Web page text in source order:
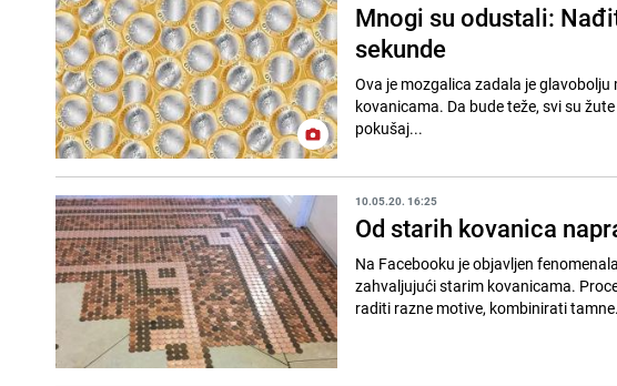
Mnogi su odustali:
sekunde
Ova je mozgalica zadala je
kovanicama. Da bude teže, svi su žute boje. // Dosadašnji rekord je 41 sekunda.
pokušaj...
10.05.20. 16:25
Od starih kovanica
Na Facebooku je objavljen
zahvaljujući starim kovanicama.
raditi razne motive, kombinirati